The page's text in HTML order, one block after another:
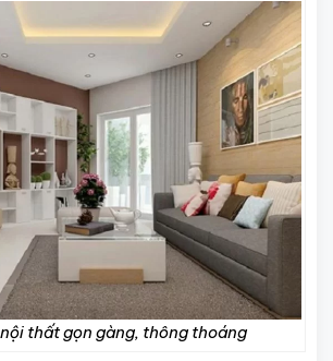
thất gọn gàng, thông thoáng